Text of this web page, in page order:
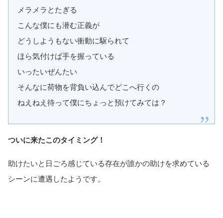
メラメラとたぎる
こんな僕にも潜む正義が
どうしようもない衝動に駆られて
ほら気付けば手を握っている
いったいぜんたい
そんなに荷物を背負い込んでどこへ行くの
ねえねえ待って僕にちょっと預けてみては？
ついに来たこのタイミング！
助けたいと日ごろ感じている存在が誰かの助けを求めている
シーンに遭遇したようです。